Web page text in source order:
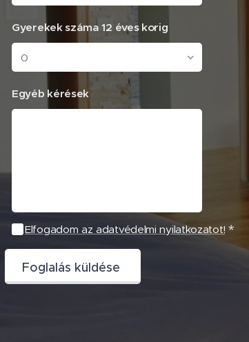
Gyerekek száma 12 éves korig
Egyéb kérések
Elfogadom az adatvédelmi nyilatkozatot!
Foglalás küldése